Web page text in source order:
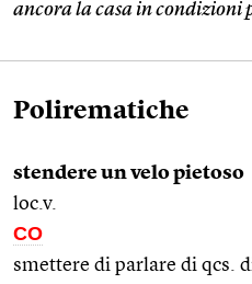
ancora la casa in condizioni
Polirematiche
stendere un velo pietoso
loc.v.
CO
smettere di parlare di qcs.